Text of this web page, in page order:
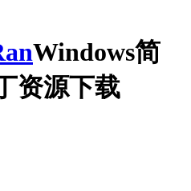
Windows简
资源下载